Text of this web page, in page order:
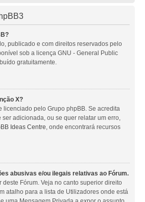
publicado e com direitos reservados pelo
sob a licença GNU - General Public
gratuitamente.
X?
licenciado pelo Grupo phpBB. Se acredita
adicionada, ou se quer relatar um erro,
Ideas Centre, onde encontrará recursos
abusivas e/ou ilegais relativas ao Fórum.
deste Fórum. Veja no canto superior direito
atalho para a lista de Utilizadores onde está